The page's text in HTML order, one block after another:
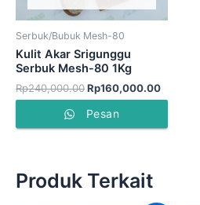
Serbuk/Bubuk Mesh-80
Kulit Akar Srigunggu
Serbuk Mesh-80 1Kg
Rp240,000.00Rp160,000.00
Pesan
Produk Terkait